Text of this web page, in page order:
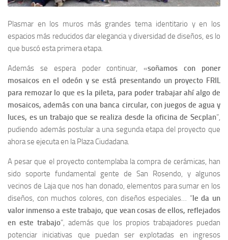
Plasmar en los muros más grandes tema identitario y en los
espacios más reducidos dar elegancia y diversidad de diseños, es lo
que buscó esta primera etapa.
Además se espera poder continuar, «soñamos con poner
mosaicos en el odeón y se está presentando un proyecto FRIL
para remozar lo que es la pileta, para poder trabajar ahí algo de
mosaicos, además con una banca circular, con juegos de agua y
luces, es un trabajo que se realiza desde la oficina de Secplan”,
pudiendo además postular a una segunda etapa del proyecto que
ahora se ejecuta en la Plaza Ciudadana.
A pesar que el proyecto contemplaba la compra de cerámicas, han
sido soporte fundamental gente de San Rosendo, y algunos
vecinos de Laja que nos han donado, elementos para sumar en los
diseños, con muchos colores, con diseños especiales… “le da un
valor inmenso a este trabajo, que vean cosas de ellos, reflejados
en este trabajo”, además que los propios trabajadores puedan
potenciar iniciativas que puedan ser explotadas en ingresos